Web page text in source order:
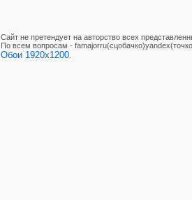
Сайт не претендует на авторство всех
По вcем вопросам -
Обои 1920x1200.